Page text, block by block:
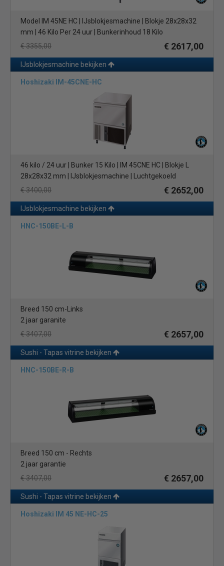
Model IM 45NE HC | IJsblokjesmachine | Blokje 28x28x32
mm | 46 Kilo Per 24 uur | Bunkerinhoud 18 Kilo
€ 3355,00
€ 2617,00
IJsblokjesmachine bekijken
Hoshizaki IM-45CNE-HC
46 kilo / 24 uur | Bunker 15 Kilo | IM 45CNE HC | Blokje L
28x28x32 mm | IJsblokjesmachine | Luchtgekoeld
€ 3400,00
€ 2652,00
IJsblokjesmachine bekijken
HNC-150BE-L-B
Breed 150 cm-Links
2 jaar garanite
€ 3407,00
€ 2657,00
Sushi - Tapas vitrine bekijken
HNC-150BE-R-B
Breed 150 cm - Rechts
2 jaar garantie
€ 3407,00
€ 2657,00
Sushi - Tapas vitrine bekijken
Hoshizaki IM 45 NE-HC-25